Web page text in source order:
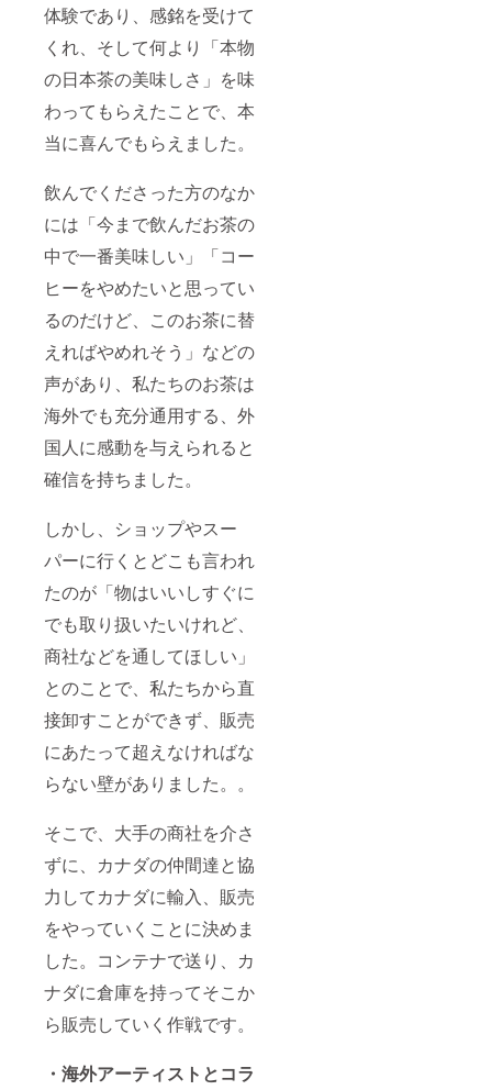
体験であり、感銘を受けて
くれ、そして何より「本物
の日本茶の美味しさ」を味
わってもらえたことで、本
当に喜んでもらえました。
飲んでくださった方のなか
には「今まで飲んだお茶の
中で一番美味しい」「コー
ヒーをやめたいと思ってい
るのだけど、このお茶に替
えればやめれそう」などの
声があり、私たちのお茶は
海外でも充分通用する、外
国人に感動を与えられると
確信を持ちました。
しかし、ショップやスー
パーに行くとどこも言われ
たのが「物はいいしすぐに
でも取り扱いたいけれど、
商社などを通してほしい」
とのことで、私たちから直
接卸すことができず、販売
にあたって超えなければな
らない壁がありました。。
そこで、大手の商社を介さ
ずに、カナダの仲間達と協
力してカナダに輸入、販売
をやっていくことに決めま
した。コンテナで送り、カ
ナダに倉庫を持ってそこか
ら販売していく作戦です。
・海外アーティストとコラ